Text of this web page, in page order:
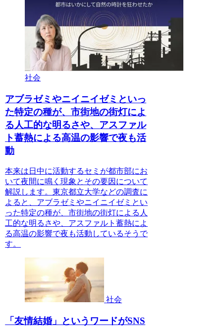
社会
アブラゼミやニイニイゼミといっ
た特定の種が、市街地の街灯によ
る人工的な明るさや、アスファル
ト蓄熱による高温の影響で夜も活
動
本来は日中に活動するセミが都市部にお
いて夜間に鳴く現象とその要因について
解説します。東京都立大学などの調査に
よると、アブラゼミやニイニイゼミとい
った特定の種が、市街地の街灯による人
工的な明るさや、アスファルト蓄熱によ
る高温の影響で夜も活動しているそうで
す。
社会
「友情結婚」というワードがSNS